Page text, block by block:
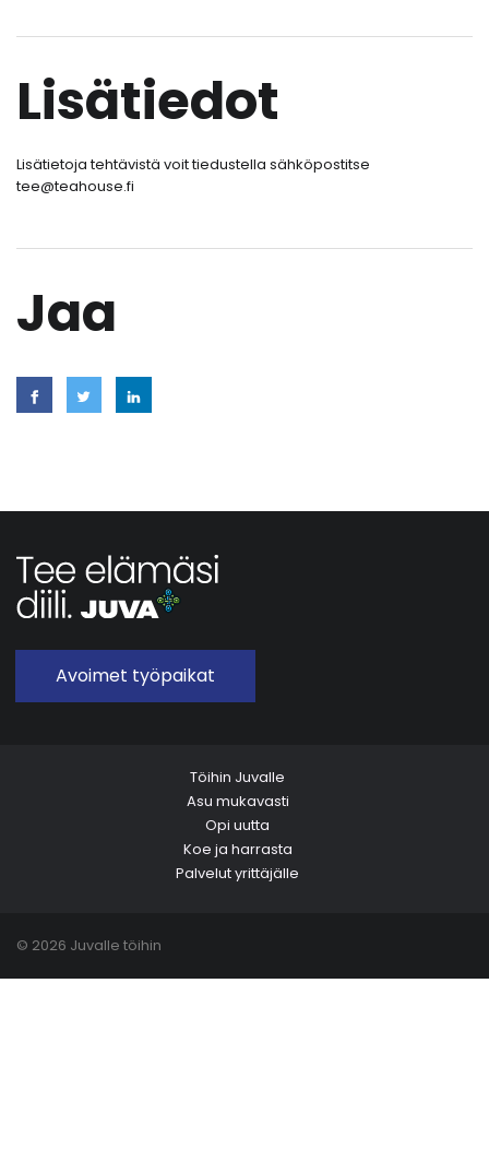
Lisätiedot
Lisätietoja tehtävistä voit tiedustella sähköpostitse
tee@teahouse.fi
Jaa
Avoimet työpaikat
Töihin Juvalle
Asu mukavasti
Opi uutta
Koe ja harrasta
Palvelut yrittäjälle
© 2026 Juvalle töihin